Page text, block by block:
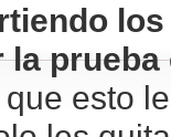
la
esto